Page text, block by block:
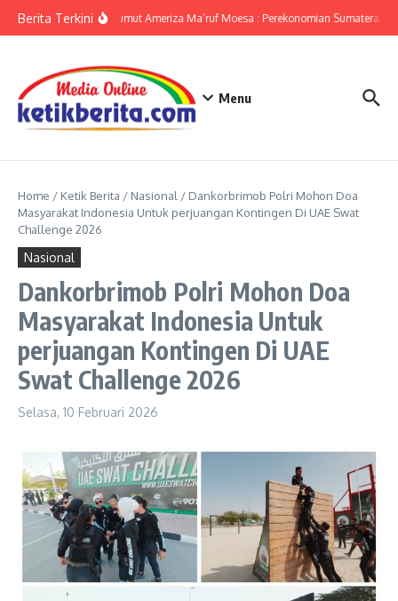
Berita TerkiniKPwBI Sumut Ameriza Ma’ruf Moesa : Perekonomian Sumatera
Menu
Home / Ketik Berita / Nasional / Dankorbrimob Polri Mohon Doa
Masyarakat Indonesia Untuk perjuangan Kontingen Di UAE Swat
Challenge 2026
Nasional
Dankorbrimob Polri Mohon Doa
Masyarakat Indonesia Untuk
perjuangan Kontingen Di UAE
Swat Challenge 2026
Selasa, 10 Februari 2026